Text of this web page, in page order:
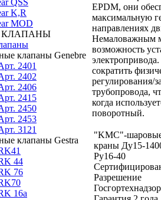
QSS
K,R
MOD
КЛАПАНЫ
клапаны Genebre
2401
2402
2406
2415
2450
2453
3121
клапаны Gestra
44
76
16a
EPDM, они
максимальную
направлениях
Немаловажным
возможность
сократить
регулирования/
трубопровода,
когда
поворотный.
"KMC"-
краны Ду15-
Ру16-40
Разрешение